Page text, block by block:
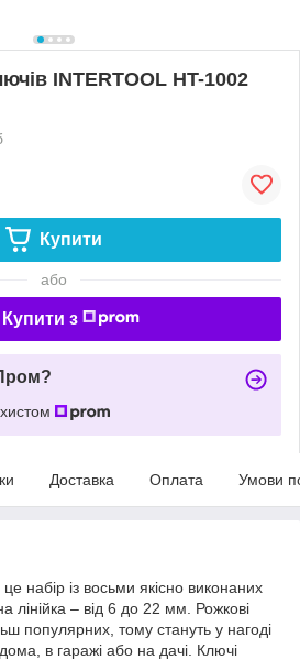
INTERTOOL HT-1002
Купити
або
Купити з
Доставка Оплата Умови
набір із восьми якісно виконаних
лінійка – від 6 до 22 мм. Рожкові
популярних, тому стануть у нагоді
в гаражі або на дачі. Ключі